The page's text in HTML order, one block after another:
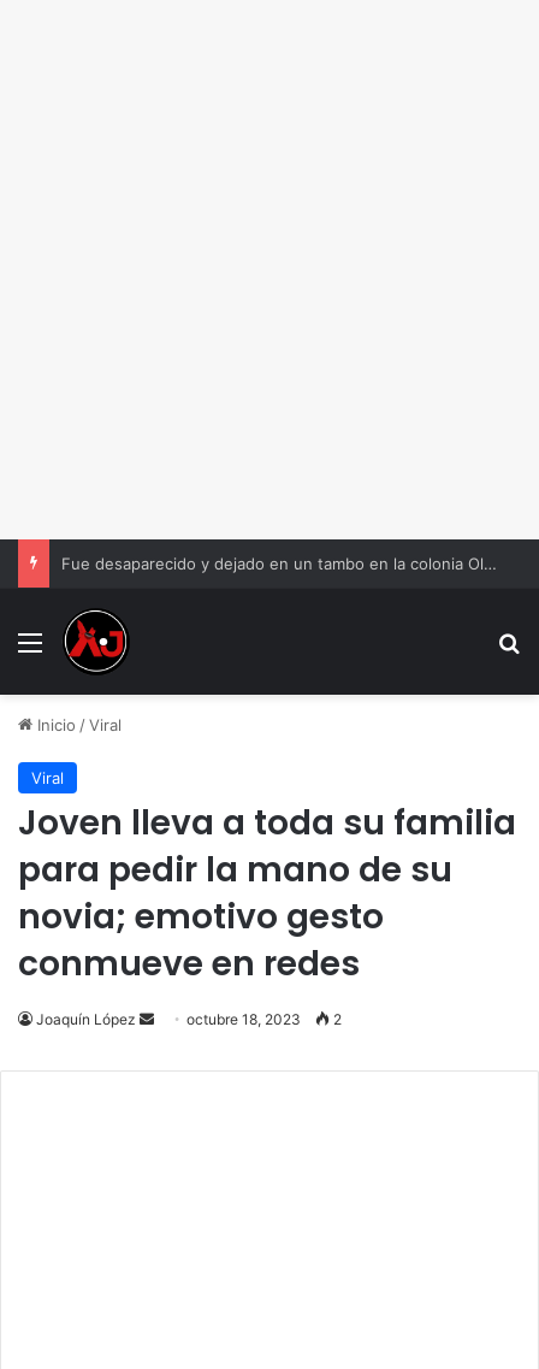
Fue desaparecido y dejado en un tambo en la colonia Olivia Espinoza
Menu
Inicio /Viral
Viral
Joven lleva a toda su familia
para pedir la mano de su
novia; emotivo gesto
conmueve en redes
Joaquín López
Send
email
octubre 18, 2023 2